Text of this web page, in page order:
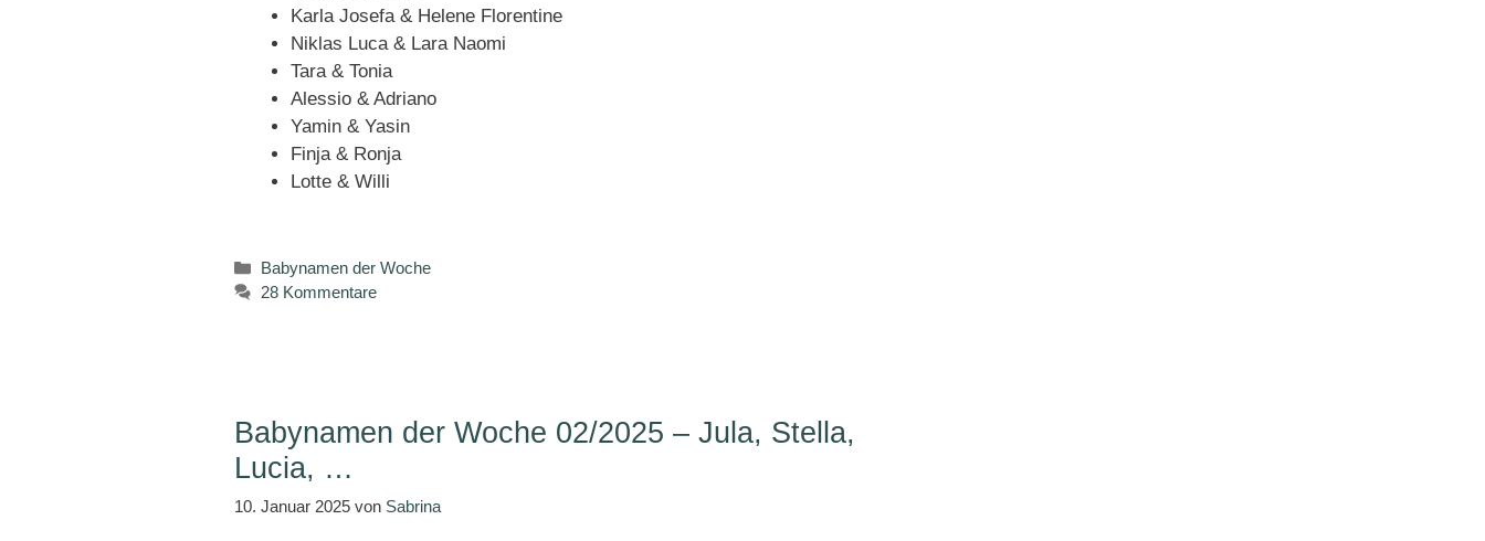
Karla Josefa & Helene Florentine
Niklas Luca & Lara Naomi
Tara & Tonia
Alessio & Adriano
Yamin & Yasin
Finja & Ronja
Lotte & Willi
Kategorien
Babynamen der Woche
28 Kommentare
Babynamen der Woche 02/2025 – Jula, Stella,
Lucia, …
10. Januar 2025 von Sabrina